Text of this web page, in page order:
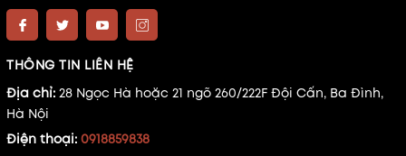
THÔNG TIN LIÊN HỆ
Địa chỉ: 28 Ngọc Hà hoặc 21 ngõ 260/222F Đội Cấn, Ba Đình,
Hà Nội
Điện thoại: 0918859838